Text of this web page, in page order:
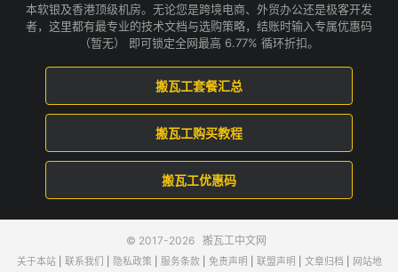
本软银及香港顶级机房。无论您是跨境电商、外贸办公还是极客开发
者，这里都有最专业的技术文档与选购策略，结账时输入专属优惠码
（暂无） 即可锁定全网最高 6.77% 循环折扣。
搬瓦工套餐汇总
搬瓦工购买教程
搬瓦工优惠码
© 2017-2026 搬瓦工中文网
关于本站| 联系我们 隐私政策 服务条款 免责声明 联盟声明 文章归档
网站地